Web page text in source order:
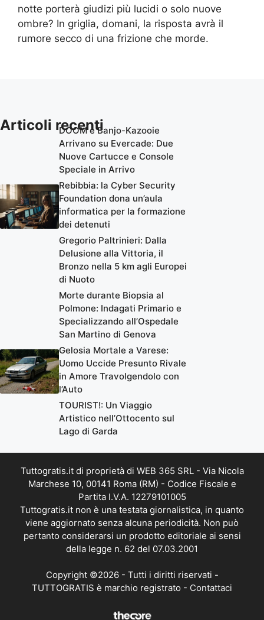
notte porterà giudizi più lucidi o solo nuove
ombre? In griglia, domani, la risposta avrà il
rumore secco di una frizione che morde.
Articoli recentiDOOM e Banjo-Kazooie
Arrivano su Evercade: Due
Nuove Cartucce e Console
Speciale in Arrivo
Rebibbia: la Cyber Security
Foundation dona un’aula
informatica per la formazione
dei detenuti
Gregorio Paltrinieri: Dalla
Delusione alla Vittoria, il
Bronzo nella 5 km agli Europei
di Nuoto
Morte durante Biopsia al
Polmone: Indagati Primario e
Specializzando all’Ospedale
San Martino di Genova
Gelosia Mortale a Varese:
Uomo Uccide Presunto Rivale
in Amore Travolgendolo con
l’Auto
TOURIST!: Un Viaggio
Artistico nell’Ottocento sul
Lago di Garda
Tuttogratis.it di proprietà di WEB 365 SRL - Via Nicola
Marchese 10, 00141 Roma (RM) - Codice Fiscale e
Partita I.V.A. 12279101005
Tuttogratis.it non è una testata giornalistica, in quanto
viene aggiornato senza alcuna periodicità. Non può
pertanto considerarsi un prodotto editoriale ai sensi
della legge n. 62 del 07.03.2001
Copyright ©2026 - Tutti i diritti riservati -
TUTTOGRATIS è marchio registrato - Contattaci